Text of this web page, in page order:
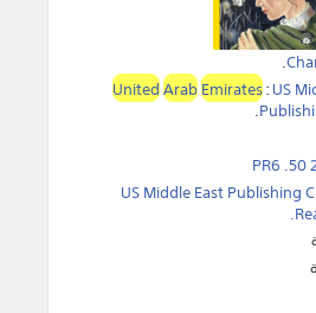
.
UnitedArabEmirates:US
.
PR6 .50
US Middle East Publishing